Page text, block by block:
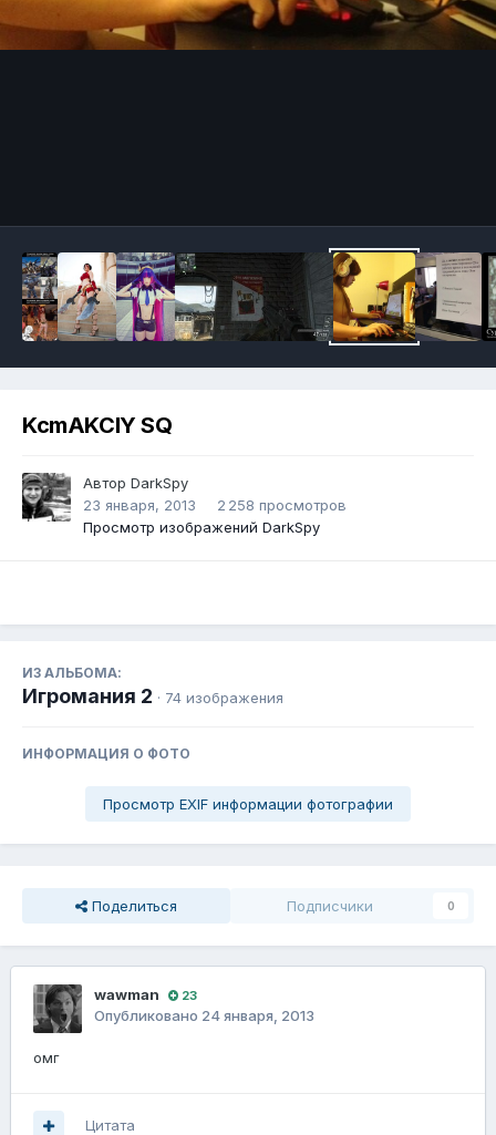
KcmAKCIY SQ
Автор DarkSpy
23 января, 2013
2 258 просмотров
Просмотр изображений DarkSpy
ИЗ АЛЬБОМА:
Игромания 2 · 74 изображения
ИНФОРМАЦИЯ О ФОТО
Просмотр EXIF информации фотографии
Поделиться Подписчики 0
wawman 23
Опубликовано 24 января, 2013
омг
Цитата